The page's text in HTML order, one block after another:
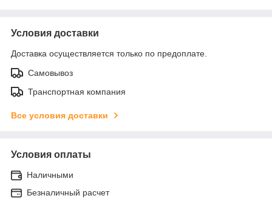
Условия доставки
Доставка осуществляется только по предоплате.
Самовывоз
Транспортная компания
Все условия доставки
Условия оплаты
Наличными
Безналичный расчет